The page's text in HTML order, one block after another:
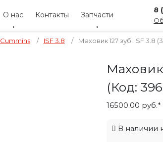
О нас Контакты Запчасти
8
Cummins / ISF 3.8 / Маховик 127 зуб. ISF 3.8
Маховик
(Код:
16500.00 руб.*
В наличии